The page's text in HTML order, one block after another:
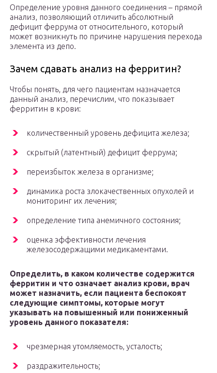
Определение уровня данного соединения – прямой
анализ, позволяющий отличить абсолютный
дефицит феррума от относительного, который
может возникнуть по причине нарушения перехода
элемента из депо.
Зачем сдавать анализ на ферритин?
Чтобы понять, для чего пациентам назначается
данный анализ, перечислим, что показывает
ферритин в крови:
количественный уровень дефицита железа;
скрытый (латентный) дефицит феррума;
переизбыток железа в организме;
динамика роста злокачественных опухолей и
мониторинг их лечения;
определение типа анемичного состояния;
оценка эффективности лечения
железосодержащими медикаментами.
Определить, в каком количестве содержится
ферритин и что означает анализ крови, врач
может назначить, если пациента беспокоят
следующие симптомы, которые могут
указывать на повышенный или пониженный
уровень данного показателя:
чрезмерная утомляемость, усталость;
раздражительность;